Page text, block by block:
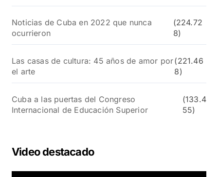
Noticias de Cuba en 2022 que nunca
ocurrieron
(224.72
8)
Las casas de cultura: 45 años de amor por
el arte
(221.46
8)
Cuba a las puertas del Congreso
Internacional de Educación Superior
(133.4
55)
Video destacado